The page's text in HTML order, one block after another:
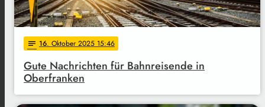
notes 16. Oktober 2025 15:46
Gute Nachrichten für Bahnreisende in
Oberfranken